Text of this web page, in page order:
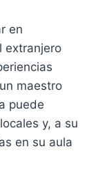
en
extranjero
maestro
puede
y, a su
en su aula